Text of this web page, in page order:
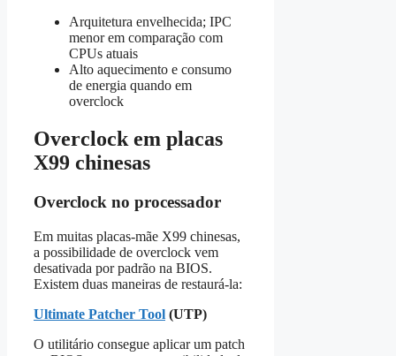
Arquitetura envelhecida; IPC
menor em comparação com
CPUs atuais
Alto aquecimento e consumo
de energia quando em
overclock
Overclock em placas
X99 chinesas
Overclock no processador
Em muitas placas-mãe X99 chinesas,
a possibilidade de overclock vem
desativada por padrão na BIOS.
Existem duas maneiras de restaurá-la:
Ultimate Patcher Tool (UTP)
O utilitário consegue aplicar um patch